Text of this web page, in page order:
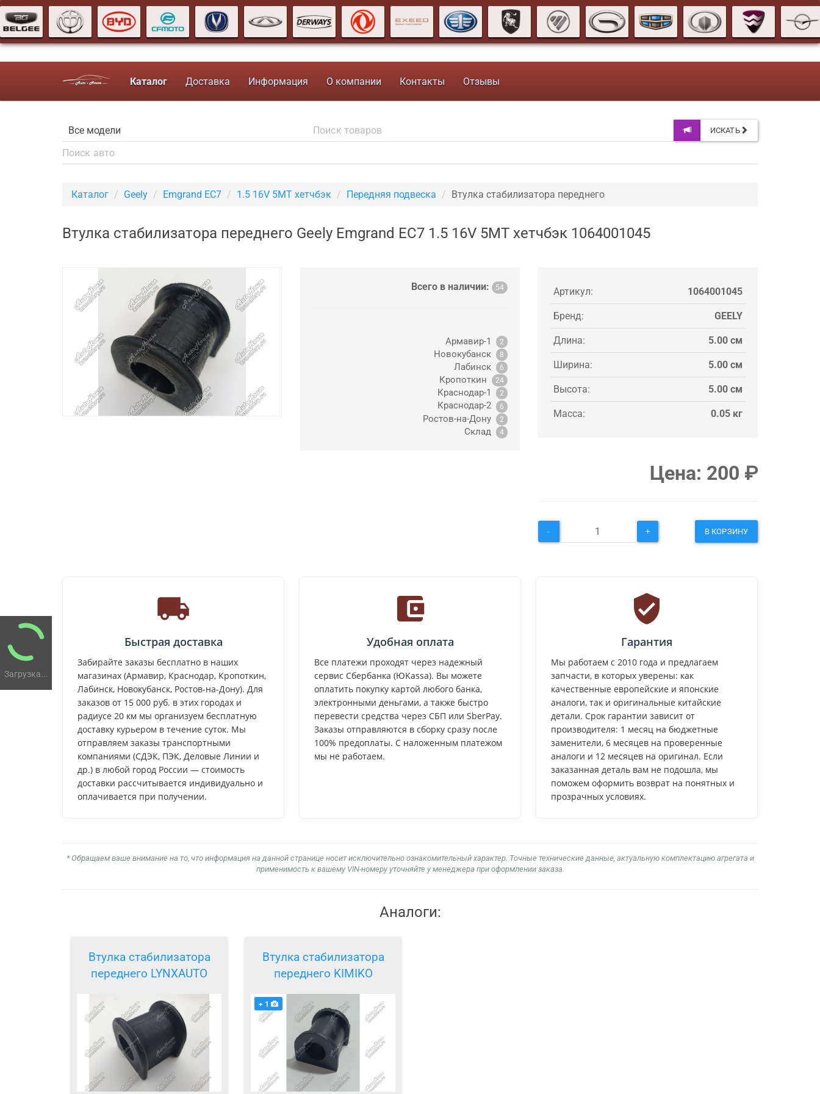
Загрузка...
Каталог Доставка Информация О компании Контакты Отзывы
ИСКАТЬ
Каталог Geely Emgrand EC7 1.5 16V 5MT хетчбэк Передняя подвеска Втулка стабилизатора переднего
Втулка стабилизатора переднего Geely Emgrand EC7 1.5 16V 5MT хетчбэк 1064001045
Всего в наличии: 54
Армавир-1 2
Новокубанск 8
Лабинск 6
Кропоткин 24
Краснодар-1 2
Краснодар-2 6
Ростов-на-Дону 2
Склад 4
Артикул: 1064001045
Бренд: GEELY
Длина: 5.00 см
Ширина: 5.00 см
Высота: 5.00 см
Масса: 0.05 кг
Цена: 200 ₽
- + В КОРЗИНУ
Быстрая доставка
Забирайте заказы бесплатно в наших
магазинах (Армавир, Краснодар, Кропоткин,
Лабинск, Новокубанск, Ростов-на-Дону). Для
заказов от 15 000 руб. в этих городах и
радиусе 20 км мы организуем бесплатную
доставку курьером в течение суток. Мы
отправляем заказы транспортными
компаниями (СДЭК, ПЭК, Деловые Линии и
др.) в любой город России — стоимость
доставки рассчитывается индивидуально и
оплачивается при получении.
Удобная оплата
Все платежи проходят через надежный
сервис Сбербанка (ЮKassa). Вы можете
оплатить покупку картой любого банка,
электронными деньгами, а также быстро
перевести средства через СБП или SberPay.
Заказы отправляются в сборку сразу после
100% предоплаты. С наложенным платежом
мы не работаем.
Гарантия
Мы работаем с 2010 года и предлагаем
запчасти, в которых уверены: как
качественные европейские и японские
аналоги, так и оригинальные китайские
детали. Срок гарантии зависит от
производителя: 1 месяц на бюджетные
заменители, 6 месяцев на проверенные
аналоги и 12 месяцев на оригинал. Если
заказанная деталь вам не подошла, мы
поможем оформить возврат на понятных и
прозрачных условиях.
* Обращаем ваше внимание на то, что информация на данной странице носит исключительно ознакомительный характер. Точные технические данные, актуальную комплектацию агрегата и
применимость к вашему VIN-номеру уточняйте у менеджера при оформлении заказа.
Аналоги:
Втулка стабилизатора
переднего LYNXAUTO
Втулка стабилизатора
переднего KIMIKO
+ 1